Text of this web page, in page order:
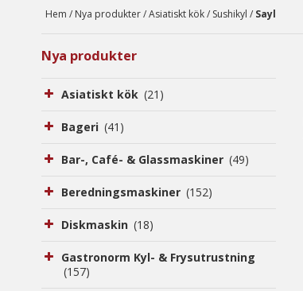
Hem / Nya produkter/Asiatiskt kök/ Sushikyl / Sayl
Nya produkter
Asiatiskt kök (21)
Bageri (41)
Bar-, Café- & Glassmaskiner (49)
Beredningsmaskiner (152)
Diskmaskin (18)
Gastronorm Kyl- & Frysutrustning
(157)